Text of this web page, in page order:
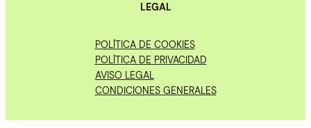
LEGAL
POLÍTICA DE COOKIES
POLÍTICA DE PRIVACIDAD
AVISO LEGAL
CONDICIONES GENERALES